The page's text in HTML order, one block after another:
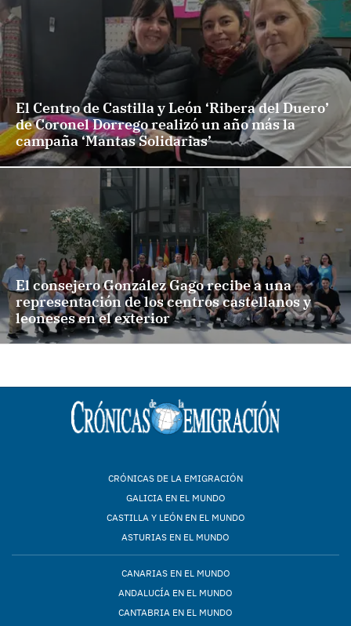
El Centro de Castilla y León ‘Ribera del Duero’
de Coronel Dorrego realizó un año más la
campaña ‘Mantas Solidarias’
El consejero González Gago recibe a una
representación de los centros castellanos y
leoneses en el exterior
CRÓNICAS DE LA EMIGRACIÓN
GALICIA EN EL MUNDO
CASTILLA Y LEÓN EN EL MUNDO
ASTURIAS EN EL MUNDO
CANARIAS EN EL MUNDO
ANDALUCÍA EN EL MUNDO
CANTABRIA EN EL MUNDO